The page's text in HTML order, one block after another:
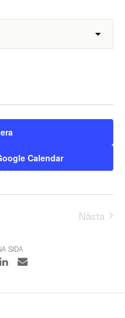
Calendar
Nästa
SIDA
X
Dela på Linkedin
Dela med E-post